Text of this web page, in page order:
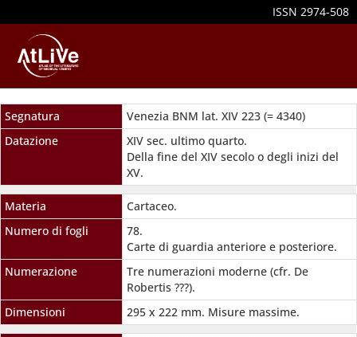
ISSN 2974-508
Segnatura
Venezia BNM lat. XIV 223 (= 4340)
Datazione
XIV sec. ultimo quarto.
Della fine del XIV secolo o degli inizi del
XV.
Materia
Cartaceo.
Numero di fogli
78.
Carte di guardia anteriore e posteriore.
Numerazione
Tre numerazioni moderne (cfr. De
Robertis ???).
Dimensioni
295 x 222 mm. Misure massime.